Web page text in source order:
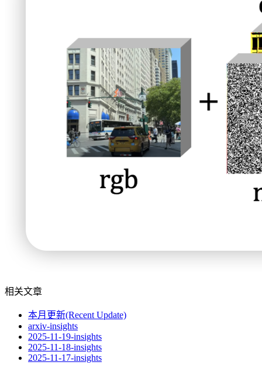
相关文章
本月更新(Recent Update)
arxiv-insights
2025-11-19-insights
2025-11-18-insights
2025-11-17-insights